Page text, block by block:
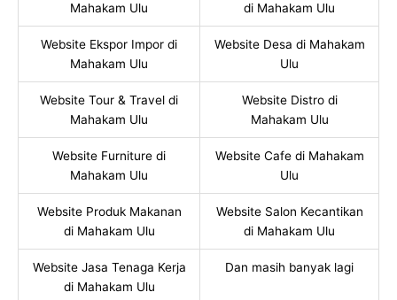
Mahakam Ulu di Mahakam Ulu
Website Ekspor Impor di
Mahakam Ulu
Website Desa di Mahakam
Ulu
Website Tour & Travel di
Mahakam Ulu
Website Distro di
Mahakam Ulu
Website Furniture di
Mahakam Ulu
Website Cafe di Mahakam
Ulu
Website Produk Makanan
di Mahakam Ulu
Website Salon Kecantikan
di Mahakam Ulu
Website Jasa Tenaga Kerja
di Mahakam Ulu
Dan masih banyak lagi